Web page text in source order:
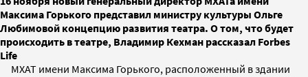
Максима Горького представил министру культуры Ольге
Любимовой концепцию развития театра. О том, что будет
происходить в театре, Владимир Кехман рассказал Forbes
Life
МХАТ имени Максима Горького, расположенный в здании